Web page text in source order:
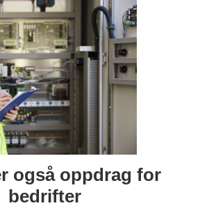
også oppdrag for
bedrifter